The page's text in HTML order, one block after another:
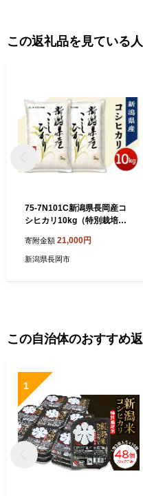
この返礼品を見ている
75-7N101C新潟県長岡産コ
シヒカリ10kg（特別栽培
寄附金額 21,000円
新潟県長岡市
この自治体のおすすめ
1